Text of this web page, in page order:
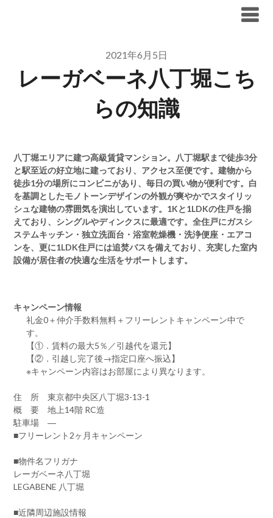
2021年6月5日
レーガベーネ八丁堀こち
らの知識
八丁堀エリアに建つ高級賃貸マンション。八丁堀駅まで徒歩3分
と駅至近の好立地に建っており、アクセス至便です。建物から
徒歩1分の場所にコンビニがあり、毎日の買い物が便利です。白
を基調としたモノトーンデザインの外観が爽やかでスタイリッ
シュな建物の雰囲気を演出しています。1Kと1LDKの住戸を揃
えており、シングルやディンクスに最適です。全住戸にガスシ
ステムキッチン・独立洗面台・浴室乾燥機・洗浄便座・エアコ
ンを、更に1LDK住戸には追焚バスを備えており、充実した室内
設備が居住者の快適な生活をサポートします。
キャンペーン情報
礼金0＋仲介手数料無料＋ フリーレント キャンペーン中で
す。
【①．賃料の最大5％／引越代を還元】
【②．引越し完了後→指定口座へ振込】
※キャンペーン内容はお部屋により異なります。
住 所 東京都中央区八丁堀3-13-1
概 要 地上14階 RC造
駐車場 ―
■フリーレント2ヶ月キャンペーン
■物件名フリガナ
レーガベーネ八丁堀
LEGABENE 八丁堀
■近隣周辺施設情報